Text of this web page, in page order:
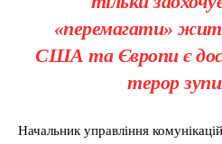
«перемагати»
США та Європи є
терор
Начальник управління